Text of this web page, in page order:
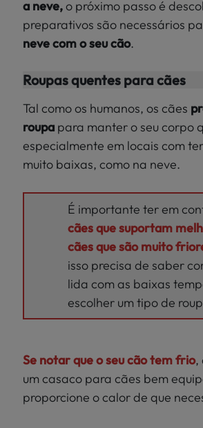
a neve,o próximo passo é
preparativos são necessários
neve com o seu cão.
Roupas quentes para cães
Tal como os humanos, os cães
roupa para manter o seu corpo
especialmente em locais com
muito baixas, como na neve.
É importante ter em
cães que suportam
cães que são muito
isso precisa de saber
lida com as baixas
escolher um tipo de
Se notar que o seu cão tem frio,
um casaco para cães bem
proporcione o calor de que